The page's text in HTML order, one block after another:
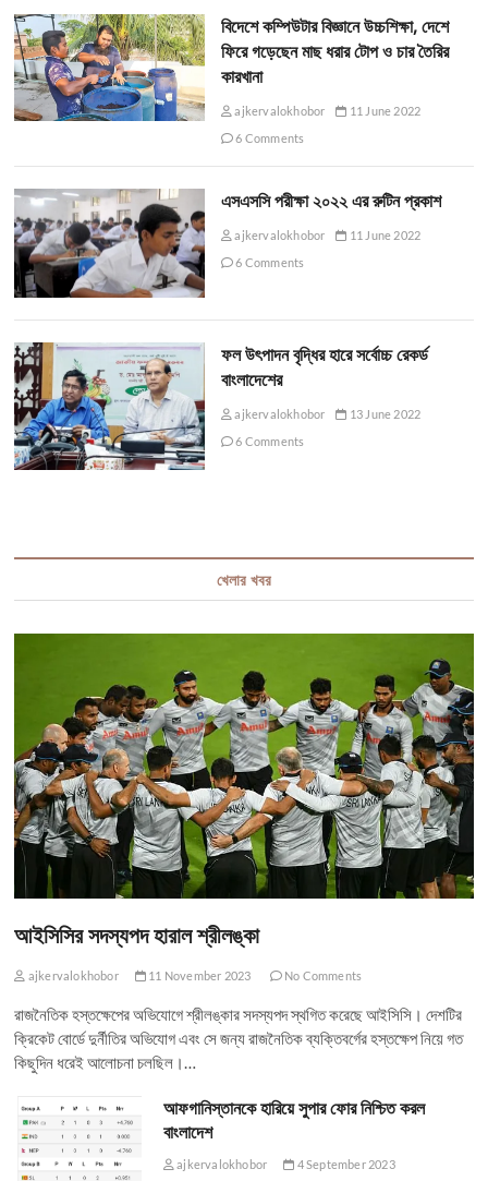
বিদেশে কম্পিউটার বিজ্ঞানে উচ্চশিক্ষা, দেশে
ফিরে গড়েছেন মাছ ধরার টোপ ও চার তৈরির
কারখানা
ajkervalokhobor
11 June 2022
6 Comments
এসএসসি পরীক্ষা ২০২২ এর রুটিন প্রকাশ
ajkervalokhobor
11 June 2022
6 Comments
ফল উৎপাদন বৃদ্ধির হারে সর্বোচ্চ রেকর্ড
বাংলাদেশের
ajkervalokhobor
13 June 2022
6 Comments
খেলার খবর
আইসিসির সদস্যপদ হারাল শ্রীলঙ্কা
ajkervalokhobor 11 November 2023 No Comments
রাজনৈতিক হস্তক্ষেপের অভিযোগে শ্রীলঙ্কার সদস্যপদ স্থগিত করেছে আইসিসি। দেশটির
ক্রিকেট বোর্ডে দুর্নীতির অভিযোগ এবং সে জন্য রাজনৈতিক ব্যক্তিবর্গের হস্তক্ষেপ নিয়ে গত
কিছুদিন ধরেই আলোচনা চলছিল।…
আফগানিস্তানকে হারিয়ে সুপার ফোর নিশ্চিত করল
বাংলাদেশ
ajkervalokhobor
4 September 2023